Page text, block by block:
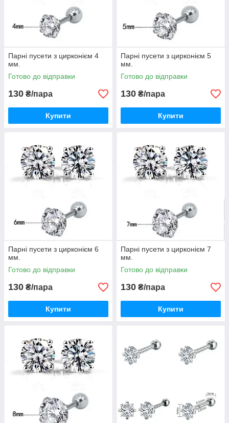
Парні пусети з цирконієм 4
мм.
Готово до відправки
130 ₴/пара
Купити
Парні пусети з цирконієм 5
мм.
Готово до відправки
130 ₴/пара
Купити
Парні пусети з цирконієм 6
мм.
Готово до відправки
130 ₴/пара
Купити
Парні пусети з цирконієм 7
мм.
Готово до відправки
130 ₴/пара
Купити